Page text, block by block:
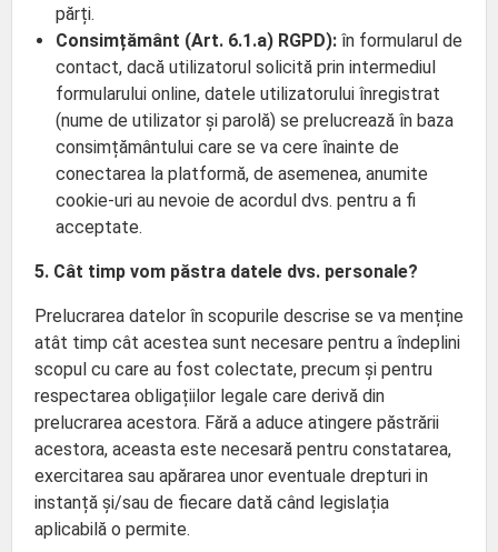
părți.
Consimțământ (Art. 6.1.a) RGPD): în formularul de
contact, dacă utilizatorul solicită prin intermediul
formularului online, datele utilizatorului înregistrat
(nume de utilizator și parolă) se prelucrează în baza
consimțământului care se va cere înainte de
conectarea la platformă, de asemenea, anumite
cookie-uri au nevoie de acordul dvs. pentru a fi
acceptate.
5. Cât timp vom păstra datele dvs. personale?
Prelucrarea datelor în scopurile descrise se va menține
atât timp cât acestea sunt necesare pentru a îndeplini
scopul cu care au fost colectate, precum și pentru
respectarea obligațiilor legale care derivă din
prelucrarea acestora. Fără a aduce atingere păstrării
acestora, aceasta este necesară pentru constatarea,
exercitarea sau apărarea unor eventuale drepturi in
instanță și/sau de fiecare dată când legislația
aplicabilă o permite.